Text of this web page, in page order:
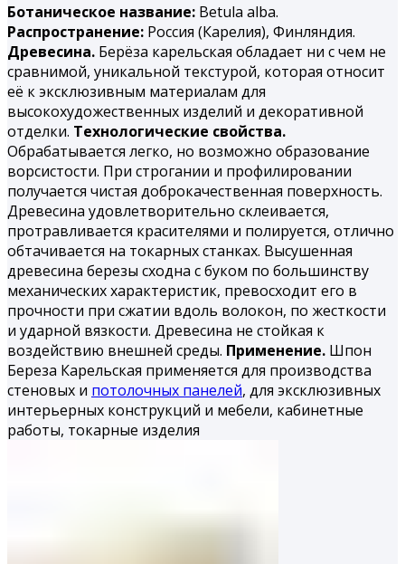
Ботаническое название: Betula alba.
Распространение: Россия (Карелия), Финляндия.
Древесина. Берёза карельская обладает ни с чем не
сравнимой, уникальной текстурой, которая относит
её к эксклюзивным материалам для
высокохудожественных изделий и декоративной
отделки. Технологические свойства.
Обрабатывается легко, но воз­можно образование
ворсистости. При строгании и профилиро­вании
получается чистая доброкачественная поверхность.
Дре­весина удовлетворительно склеивается,
протравливается кра­сителями и полируется, отлично
обтачивается на токарных станках. Высушенная
древесина березы сходна с буком по большинству
механических характеристик, превосходит его в
прочности при сжатии вдоль волокон, по жесткости
и удар­ной вязкости. Древесина не стойкая к
воздействию внешней среды. Применение. Шпон
Береза Карельская применяется для производства
стеновых и потолочных панелей, для эксклюзивных
интерьерных конструкций и мебели, кабинетные
работы, токарные из­делия